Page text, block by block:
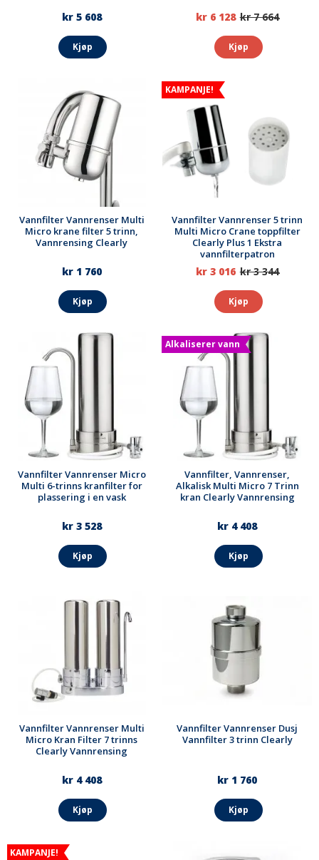
kr 5 608
Kjøp
kr 6 128 kr 7 664
Kjøp
Vannfilter Vannrenser Multi
Micro krane filter 5 trinn,
Vannrensing Clearly
kr 1 760
Kjøp
KAMPANJE!
Vannfilter Vannrenser 5 trinn
Multi Micro Crane toppfilter
Clearly Plus 1 Ekstra
vannfilterpatron
kr 3 016 kr 3 344
Kjøp
Vannfilter Vannrenser Micro
Multi 6-trinns kranfilter for
plassering i en vask
kr 3 528
Kjøp
Alkaliserer vann
Vannfilter, Vannrenser,
Alkalisk Multi Micro 7 Trinn
kran Clearly Vannrensing
kr 4 408
Kjøp
Vannfilter Vannrenser Multi
Micro Kran Filter 7 trinns
Clearly Vannrensing
kr 4 408
Kjøp
Vannfilter Vannrenser Dusj
Vannfilter 3 trinn Clearly
kr 1 760
Kjøp
KAMPANJE!